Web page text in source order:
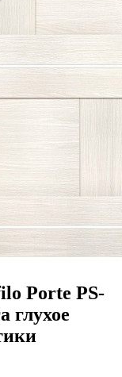
Porte PS-
глухое